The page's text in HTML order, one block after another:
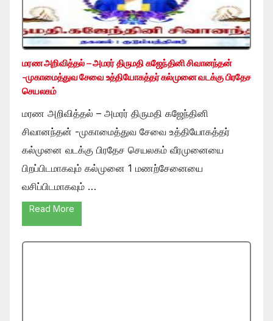
மரண அறிவித்தல் – அமரர் திருமதி கஜேந்தினி சிவானந்தன்
-முகாமைத்துவ சேவை உத்தியோகத்தர் கல்முனை வடக்கு பிரதேச
செயலகம்
மரண அறிவித்தல் – அமரர் திருமதி கஜேந்தினி
சிவானந்தன் -முகாமைத்துவ சேவை உத்தியோகத்தர்
கல்முனை வடக்கு பிரதேச செயலகம் வீரமுனையை
பிறப்பிடமாகவும் கல்முனை 1 மணற்சேனையை
வசிப்பிடமாகவும் …
Read More